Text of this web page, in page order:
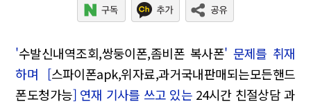
'수발신내역조회,쌍둥이폰,좀비폰 복사폰' 문제를 취재
하며 [스파이폰apk,위자료,과거국내판매되는모든핸드
폰도청가능] 연재 기사를 쓰고 있는 24시간 친절상담 과